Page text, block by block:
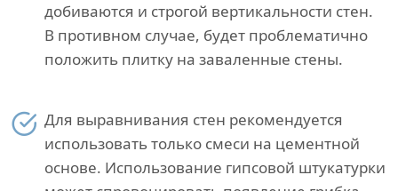
добиваются и строгой вертикальности стен.
В противном случае, будет проблематично
положить плитку на заваленные стены.
Для выравнивания стен рекомендуется
использовать только смеси на цементной
основе. Использование гипсовой штукатурки